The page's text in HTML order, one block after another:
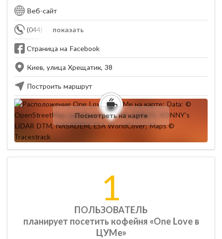
Веб-сайт
показать
(044) 290-42-90
Страница на Facebook
Киев, улица Хрещатик, 38
Построить маршрут
Посмотреть на карте
1
ПОЛЬЗОВАТЕЛЬ
планирует посетить кофейня «One Love в
ЦУМе»